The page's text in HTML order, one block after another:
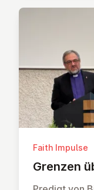
Faith Impulse
Grenzen